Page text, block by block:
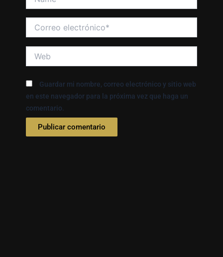
electrónico*
Guardar mi nombre, correo electrónico y sitio web
en este navegador para la próxima vez que haga un
comentario.